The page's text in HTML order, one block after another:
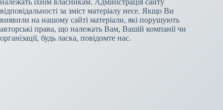
належать їхнім власникам. Адміністрація сайту
відповідальності за зміст матеріалу несе. Якщо Ви
виявили на нашому сайті матеріали, які порушують
авторські права, що належать Вам, Вашій компанії чи
організації, будь ласка, повідомте нас.